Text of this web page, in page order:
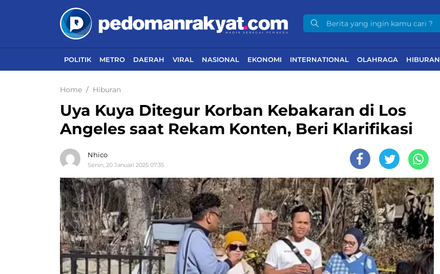
POLITIK METRO DAERAH VIRAL NASIONAL EKONOMI INTERNATIONAL OLAHRAGA HIBURAN
Home Hiburan
Uya Kuya Ditegur Korban Kebakaran di Los
Angeles saat Rekam Konten, Beri Klarifikasi
Nhico
Senin, 20 Januari 2025 07:35